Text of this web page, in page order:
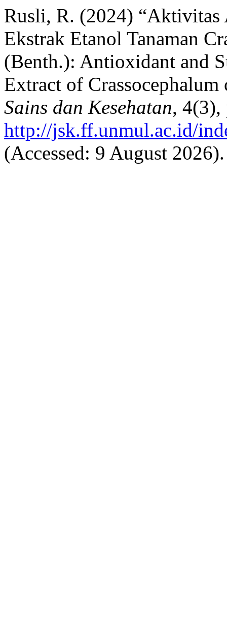
Rusli, R. (2024) “Aktivitas
Ekstrak Etanol Tanaman
(Benth.): Antioxidant and
Extract of
Sains dan Kesehatan, 4(3),
http://jsk.ff.unmul.ac.id/
(Accessed: 9 August 2026).